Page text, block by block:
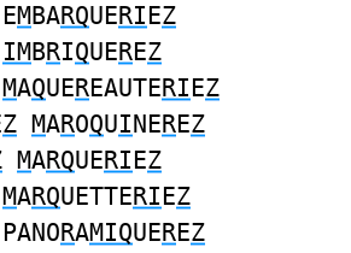
EMBARQUERIEZ
IMBRIQUEREZ
MAQUEREAUTERIEZ
Z MAROQUINEREZ
MARQUERIEZ
MARQUETTERIEZ
PANORAMIQUEREZ